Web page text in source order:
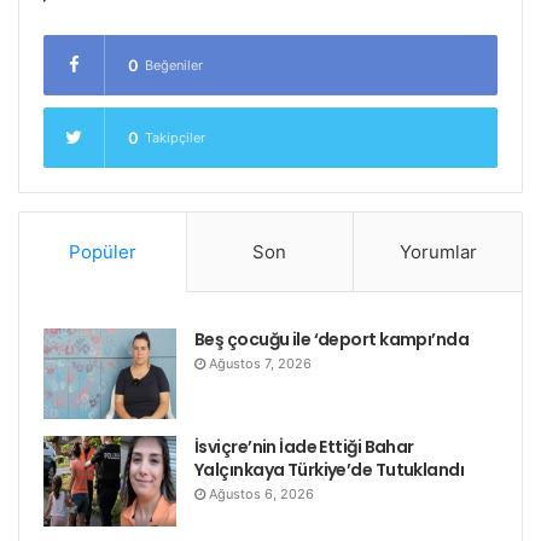
Emperyalist burjuvazi ve Sosyal Demokrat
saldırganlıkları da artmıştı. Sınıf işbirlikçiliğine,
reformizme ve sosyal şovenizme karşı ödünsüz
Almanya’da devrim yenildi.
geçmesine karşın hala güncel.
Onları, komünistler, devrimciler, dünya proletaryası
ölüm yıldönümlerinde dünyanın dört bir yanından
Berlin‘e onbinler akıyor.
0 Beğeniler
0 Takipçiler
Popüler Son Yorumlar
Beş çocuğu ile ‘deport kampı’nda
Ağustos 7, 2026
İsviçre’nin İade Ettiği Bahar
Yalçınkaya Türkiye’de Tutuklandı
Ağustos 6, 2026